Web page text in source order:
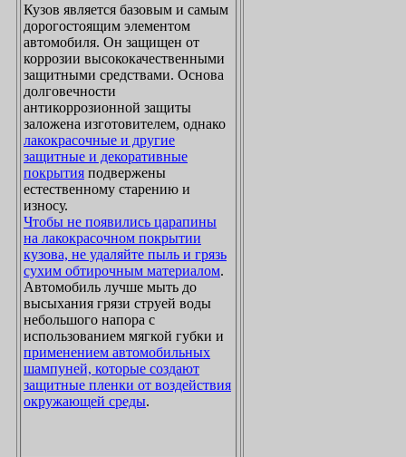
Кузов является базовым и самым
дорогостоящим элементом
автомобиля. Он защищен от
коррозии высококачественными
защитными средствами. Основа
долговечности
антикоррозионной защиты
заложена изготовителем, однако
лакокрасочные и другие
защитные и декоративные
покрытия подвержены
естественному старению и
износу.
Чтобы не появились царапины
на лакокрасочном покрытии
кузова, не удаляйте пыль и грязь
сухим обтирочным материалом.
Автомобиль лучше мыть до
высыхания грязи струей воды
небольшого напора с
использованием мягкой губки и
применением автомобильных
шампуней, которые создают
защитные пленки от воздействия
окружающей среды.